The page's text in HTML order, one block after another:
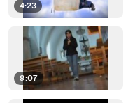
4:23
9:07